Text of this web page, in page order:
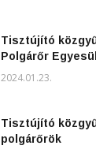
Tisztújító
Polgárőr
2024.01.23.
Tisztújító
polgárőrök